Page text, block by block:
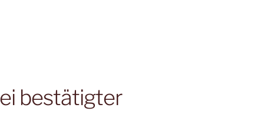
bestätigter